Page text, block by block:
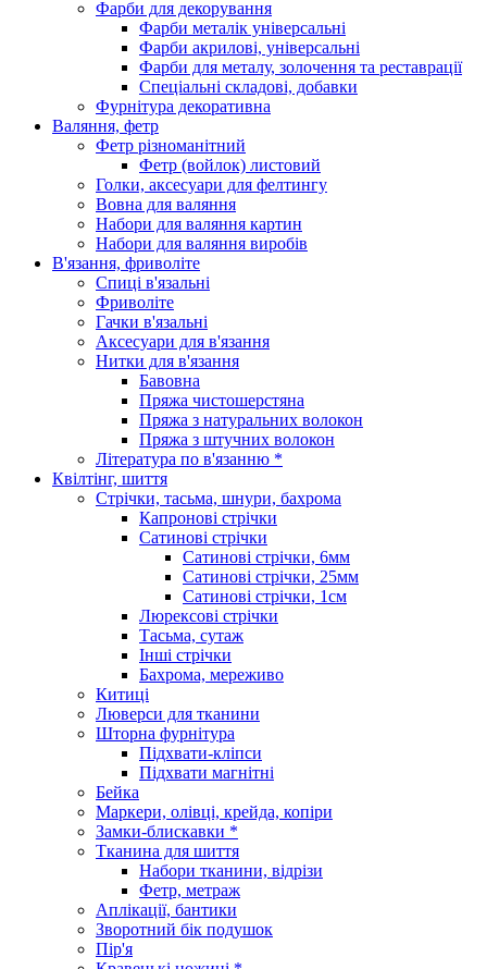
Фарби для декорування
Фарби металік універсальні
Фарби акрилові, універсальні
Фарби для металу, золочення та реставрації
Спеціальні складові, добавки
Фурнітура декоративна
Валяння, фетр
Фетр різноманітний
Фетр (войлок) листовий
Голки, аксесуари для фелтингу
Вовна для валяння
Набори для валяння картин
Набори для валяння виробів
В'язання, фриволіте
Спиці в'язальні
Фриволіте
Гачки в'язальні
Аксесуари для в'язання
Нитки для в'язання
Бавовна
Пряжа чистошерстяна
Пряжа з натуральних волокон
Пряжа з штучних волокон
Література по в'язанню *
Квілтінг, шиття
Стрічки, тасьма, шнури, бахрома
Капронові стрічки
Сатинові стрічки
Сатинові стрічки, 6мм
Сатинові стрічки, 25мм
Сатинові стрічки, 1см
Люрексові стрічки
Тасьма, сутаж
Інші стрічки
Бахрома, мереживо
Китиці
Люверси для тканини
Шторна фурнітура
Підхвати-кліпси
Підхвати магнітні
Бейка
Маркери, олівці, крейда, копіри
Замки-блискавки *
Тканина для шиття
Набори тканини, відрізи
Фетр, метраж
Аплікації, бантики
Зворотний бік подушок
Пір'я